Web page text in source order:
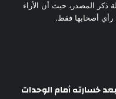
ذكر المصدر، حيث أن الأراء
رأي أصحابها فقط.
خسارته أمام الوحدات